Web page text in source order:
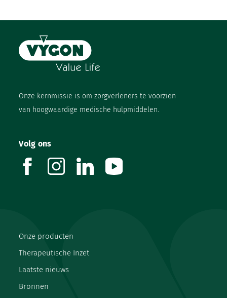
Onze kernmissie is om zorgverleners te voorzien
van hoogwaardige medische hulpmiddelen.
Onze producten
Therapeutische Inzet
Laatste nieuws
Bronnen
Volg ons
facebookinstagramlinkedin